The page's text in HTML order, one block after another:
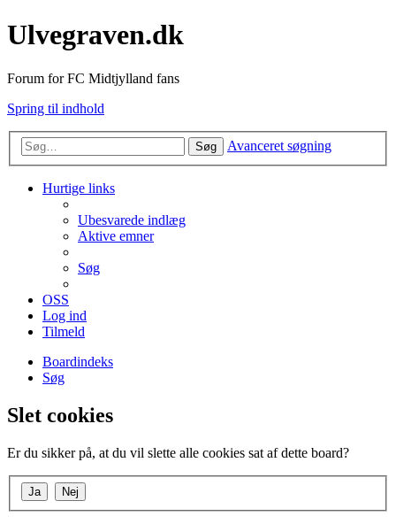
Ulvegraven.dk
Forum for FC Midtjylland fans
Spring til indhold
Søg Avanceret søgning
Hurtige links
Ubesvarede indlæg
Aktive emner
Søg
OSS
Log ind
Tilmeld
Boardindeks
Søg
Slet cookies
Er du sikker på, at du vil slette alle cookies sat af dette board?